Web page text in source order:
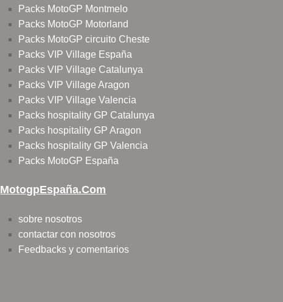
Packs MotoGP Montmelo
Packs MotoGP Motorland
Packs MotoGP circuito Cheste
Packs VIP Village España
Packs VIP Village Catalunya
Packs VIP Village Aragon
Packs VIP Village Valencia
Packs hospitality GP Catalunya
Packs hospitality GP Aragon
Packs hospitality GP Valencia
Packs MotoGP España
MotogpEspaña.com
sobre nosotros
contactar con nosotros
Feedbacks y comentarios